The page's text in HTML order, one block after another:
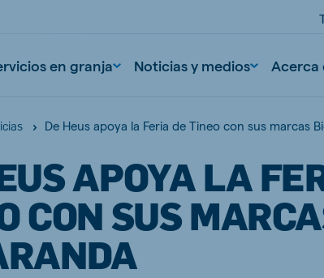
en granja Noticias y medios Acerca
De Heus apoya la Feria de Tineo con sus marcas
APOYA LA
CON SUS